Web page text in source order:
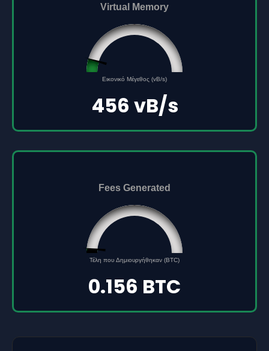
Virtual Memory
45561691
Εικονικό Μέγεθος (vB/s)500000000
456 vB/s
Fees Generated
Τέλη που Δημιουργήθηκαν (BTC)
0 5
0.156 BTC